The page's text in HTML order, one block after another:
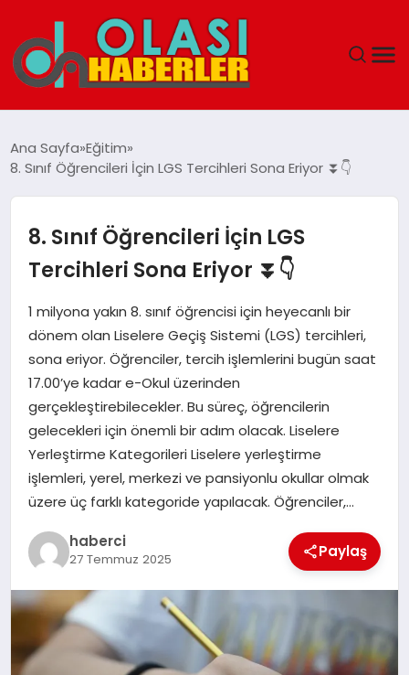
DÜNYA
SAĞLIK
TEKNOLOJI
Ana Sayfa Eğitim
8. Sınıf Öğrencileri İçin LGS Tercihleri Sona Eriyor ⏬👇
8. Sınıf Öğrencileri İçin LGS
Tercihleri Sona Eriyor ⏬👇
1 milyona yakın 8. sınıf öğrencisi için heyecanlı bir
dönem olan Liselere Geçiş Sistemi (LGS) tercihleri,
sona eriyor. Öğrenciler, tercih işlemlerini bugün saat
17.00’ye kadar e-Okul üzerinden
gerçekleştirebilecekler. Bu süreç, öğrencilerin
gelecekleri için önemli bir adım olacak. Liselere
Yerleştirme Kategorileri Liselere yerleştirme
işlemleri, yerel, merkezi ve pansiyonlu okullar olmak
üzere üç farklı kategoride yapılacak. Öğrenciler,…
haberci
27 Temmuz 2025 Paylaş